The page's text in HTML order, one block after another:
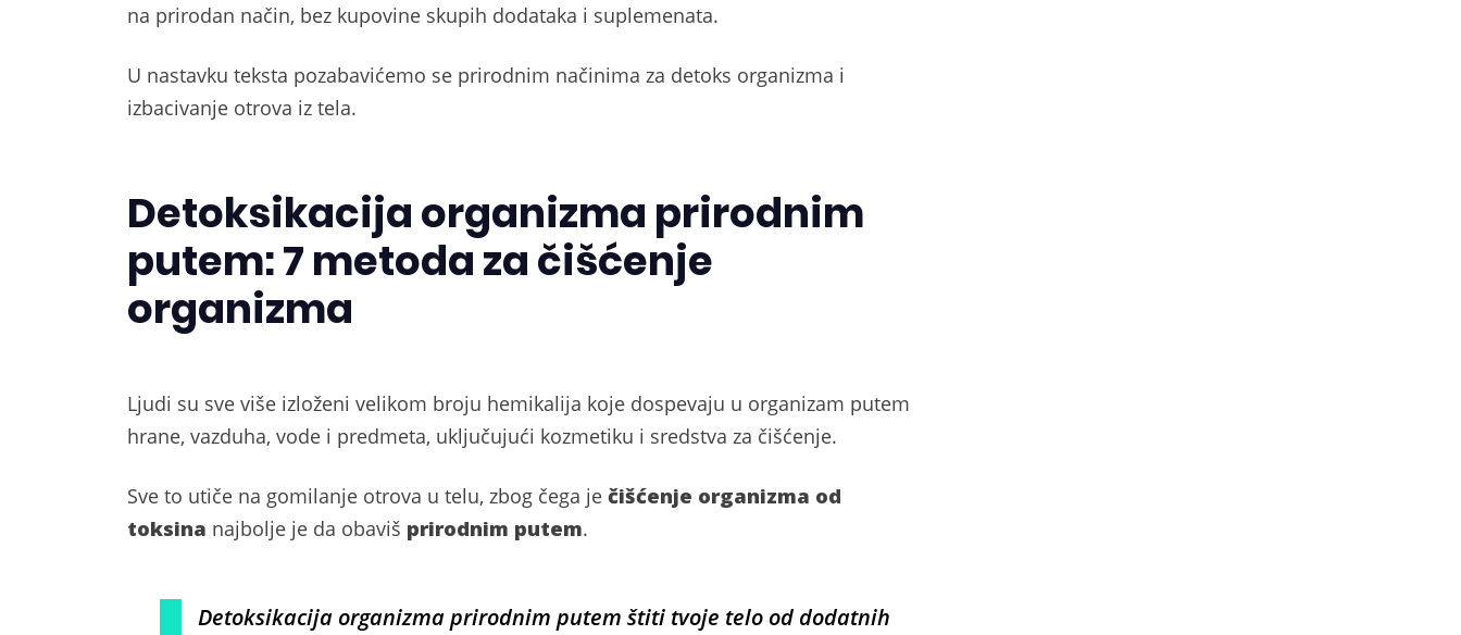
na prirodan način, bez kupovine skupih dodataka i suplemenata.
U nastavku teksta pozabavićemo se prirodnim načinima za detoks organizma i
izbacivanje otrova iz tela.
Detoksikacija organizma prirodnim
putem: 7 metoda za čišćenje
organizma
Ljudi su sve više izloženi velikom broju hemikalija koje dospevaju u organizam putem
hrane, vazduha, vode i predmeta, uključujući kozmetiku i sredstva za čišćenje.
Sve to utiče na gomilanje otrova u telu, zbog čega je čišćenje organizma od
toksina najbolje je da obaviš prirodnim putem.
Detoksikacija organizma prirodnim putem štiti tvoje telo od dodatnih